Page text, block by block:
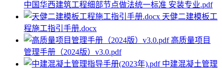
中国华西建筑工程细部节点做法统一标准 安装专业.pdf
天健二建模板工
程施工指引手册.docx
高质量项目
管理手册（2024版）v3.0.pdf
中建混凝土管理